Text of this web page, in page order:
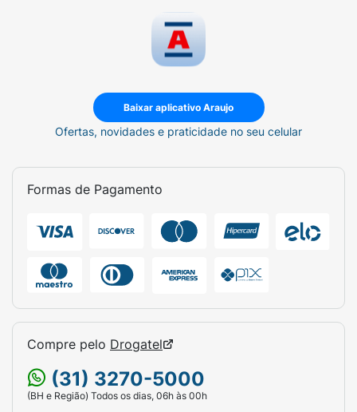
Baixar aplicativo Araujo
Ofertas, novidades e praticidade no seu celular
Formas de Pagamento
Compre pelo Drogatel
(31) 3270-5000
(BH e Região) Todos os dias, 06h às 00h